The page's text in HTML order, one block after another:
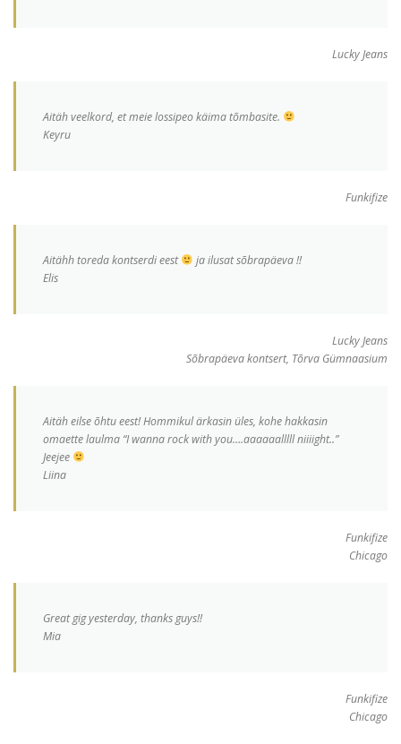
Lucky Jeans
Aitäh veelkord, et meie lossipeo käima tõmbasite.
Keyru
Funkifize
Aitähh toreda kontserdi eest
ja ilusat sõbrapäeva !!
Elis
Lucky Jeans
Sõbrapäeva kontsert, Tõrva Gümnaasium
Aitäh eilse õhtu eest! Hommikul ärkasin üles, kohe hakkasin
omaette laulma “I wanna rock with you….aaaaaalllll niiiight..”
Jeejee
Liina
Funkifize
Chicago
Great gig yesterday, thanks guys!!
Mia
Funkifize
Chicago